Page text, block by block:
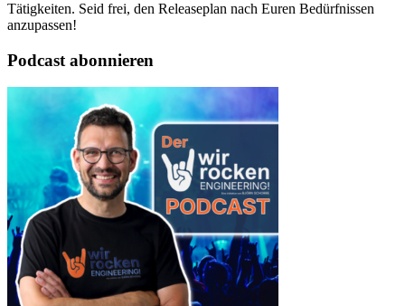
Tätigkeiten. Seid frei, den Releaseplan nach Euren Bedürfnissen
anzupassen!
Podcast abonnieren